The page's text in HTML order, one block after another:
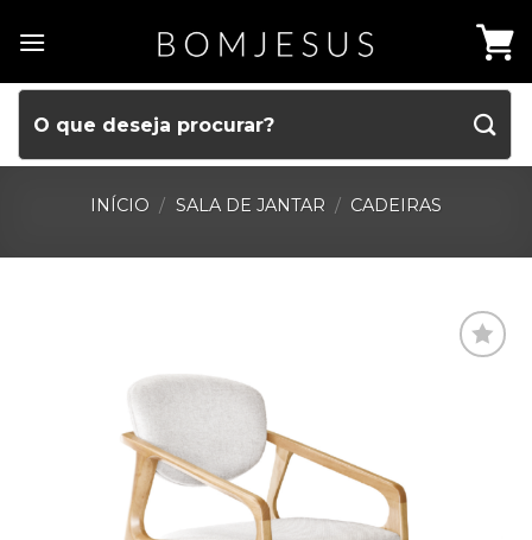
INÍCIO / SALA DE JANTAR / CADEIRAS
ADD LISTA DE DESEJOS